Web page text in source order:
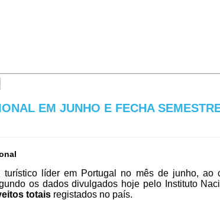
EM JUNHO E FECHA
líder em Portugal no mês de junho, ao
os dados divulgados hoje pelo Instituto
totais registados no país.